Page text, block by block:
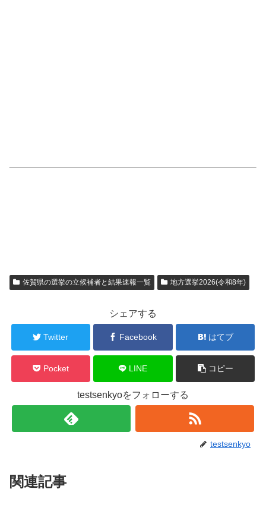
佐賀県の選挙の立候補者と結果速報一覧 地方選挙2026(令和8年)
シェアする
Twitter Facebook はてブ
Pocket LINE コピー
testsenkyoをフォローする
testsenkyo
関連記事